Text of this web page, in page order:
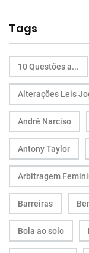
Tags
10 Questões a...
Alterações Leis
André Narciso
Antony Taylor
Arbitragem
Barreiras
Bola ao solo